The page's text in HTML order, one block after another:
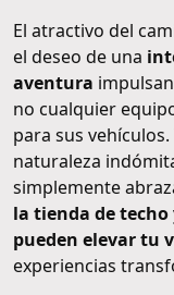
El atractivo del
el deseo de una
aventura
no cualquier
para sus
naturaleza
simplemente
la tienda de techo
pueden elevar tu
experiencias